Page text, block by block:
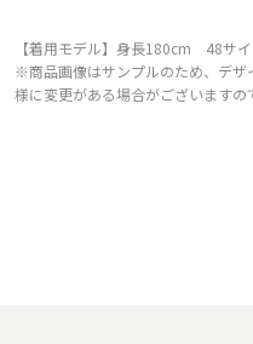
【着用モデル】身長180cm 48サ
※商品画像はサンプルのため、デザ
様に変更がある場合がございますの